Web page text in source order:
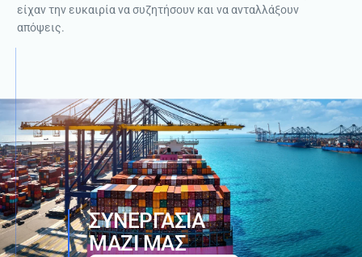
είχαν την ευκαιρία να συζητήσουν και να ανταλλάξουν
απόψεις.
ΣΥΝΕΡΓΑΣΙΑ
ΜΑΖΙ ΜΑΣ